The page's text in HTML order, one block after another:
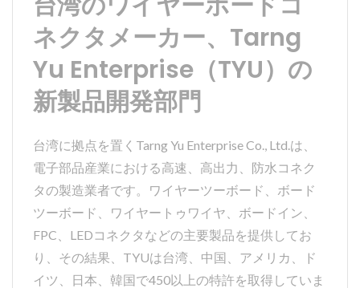
ネクタメーカー、Tarng
Yu Enterprise（TYU）の
新製品開発部門
台湾に拠点を置くTarng Yu Enterprise Co., Ltd.は、
電子部品産業における高速、高出力、防水コネク
タの製造業者です。ワイヤーツーボード、ボード
ツーボード、ワイヤートゥワイヤ、ボードイン、
FPC、LEDコネクタなどの主要製品を提供してお
り、その結果、TYUは台湾、中国、アメリカ、ド
イツ、日本、韓国で450以上の特許を取得していま